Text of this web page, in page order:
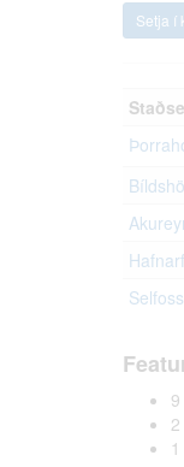
Setja í
Selfoss